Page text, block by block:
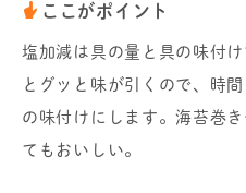
ここがポイント
塩加減は具の量と具の味付
とグッと味が引くので、時
の味付けにします。海苔巻
てもおいしい。